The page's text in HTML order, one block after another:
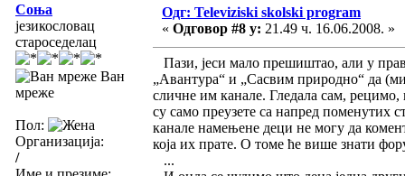
Соња
језикословац
староседелац
Ван
мреже
Пол:
Организација:
/
Одг: Televiziski skolski program
« Одговор #8 у: 21.49 ч. 16.06.2008. »
Пази, јеси мало прешиштао, али у
„Авантура“ и „Сасвим природно“ да
сличне им канале. Гледала сам,
су само преузете са напред поменутих
канале намењене деци не могу да
која их прате. О томе ће више знати
...